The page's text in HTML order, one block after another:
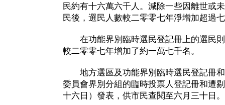
民約有十六萬六千人。減除一些因離世或
民後，選民人數較二零零七年淨增加超過
在功能界別臨時選民登記冊上的選民則
較二零零七年增加了約一萬七千名。
地方選區及功能界別臨時選民登記冊和
委員會界別分組的臨時投票人登記冊和遭
十六日）發表，供市民查閱至六月三十日。